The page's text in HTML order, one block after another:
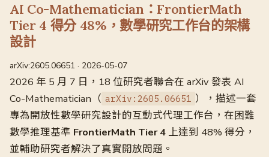
AI Co-Mathematician：FrontierMath
Tier 4 得分 48%，數學研究工作台的架構
設計
arXiv:2605.06651 · 2026-05-07
2026 年 5 月 7 日，18 位研究者聯合在 arXiv 發表 AI
Co-Mathematician（ arXiv:2605.06651 ），描述一套
專為開放性數學研究設計的互動式代理工作台，在困難
數學推理基準 FrontierMath Tier 4 上達到 48% 得分，
並輔助研究者解決了真實開放問題。